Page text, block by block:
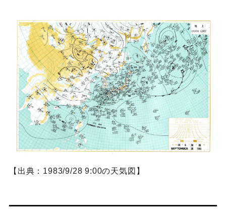
【出典：1983/9/28 9:00の天気図】